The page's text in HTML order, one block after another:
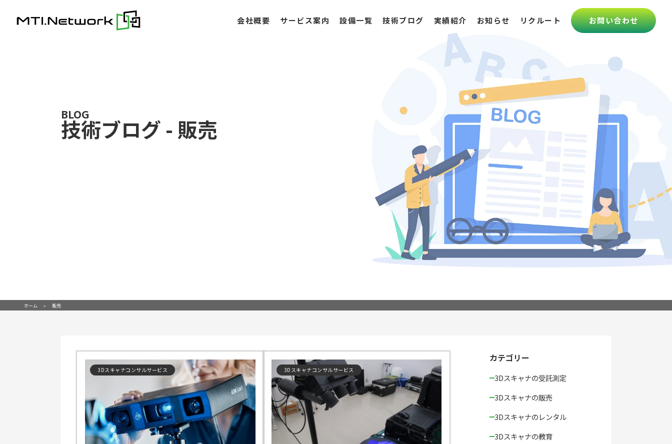
会社概要 サービス案内 設備一覧 技術ブログ 実績紹介 お知らせ リクルート お問い合わせ
BLOG
技術ブログ - 販売
ホーム 販売
3Dスキャナコンサルサービス 3Dスキャナコンサルサービス
カテゴリー
3Dスキャナの受託測定
3Dスキャナの販売
3Dスキャナのレンタル
3Dスキャナの教育